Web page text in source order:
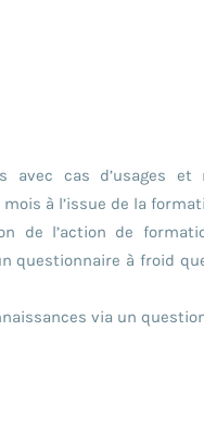
cas d’usages et
à l’issue de la
de l’action de
questionnaire à froid
via un